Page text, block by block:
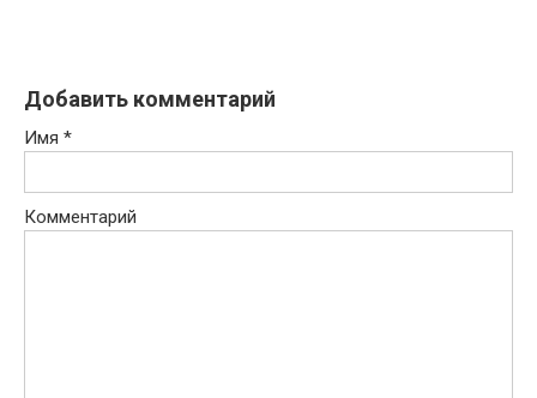
Добавить комментарий
Имя *
Комментарий